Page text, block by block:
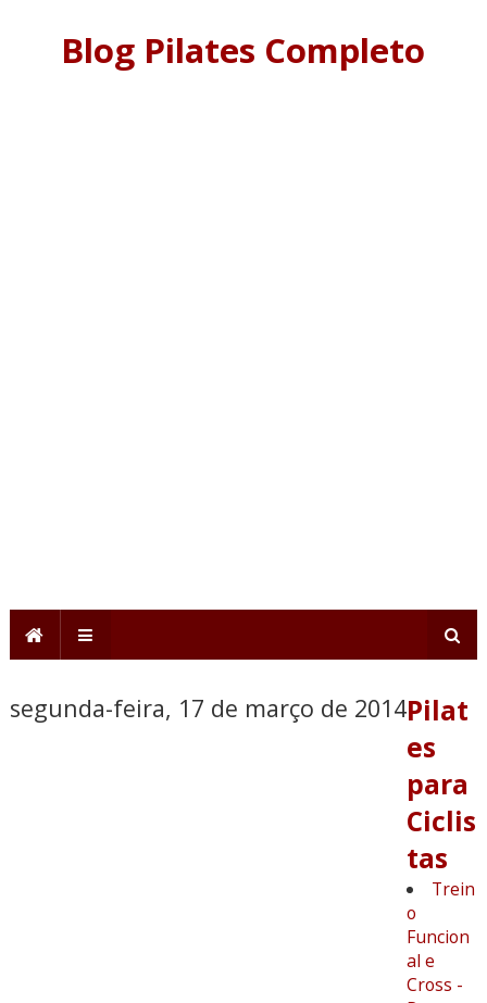
Blog Pilates Completo
segunda-feira, 17 de março de 2014Pilat
es
para
Ciclis
tas
Trein
o
Funcion
al e
Cross -